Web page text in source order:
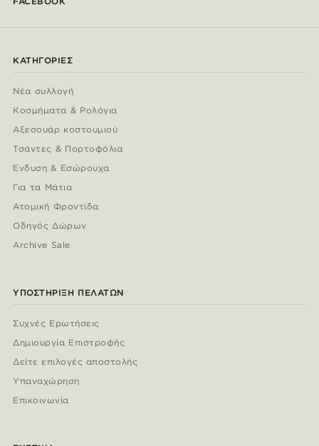
ΚΑΤΗΓΟΡΊΕΣ
Νέα συλλογή
Κοσμήματα & Ρολόγια
Αξεσουάρ κοστουμιού
Τσάντες & Πορτοφόλια
Ένδυση & Εσώρουχα
Για τα Μάτια
Ατομική Φροντίδα
Οδηγός Δώρων
Archive Sale
ΥΠΟΣΤΉΡΙΞΗ ΠΕΛΑΤΏΝ
Συχνές Ερωτήσεις
Δημιουργία Επιστροφής
Δείτε επιλογές αποστολής
Υπαναχώρηση
Επικοινωνία